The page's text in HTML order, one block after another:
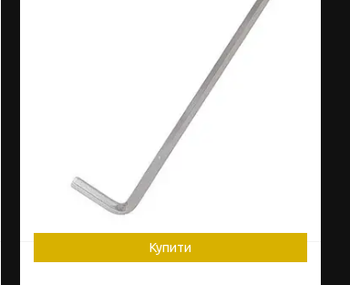
Купити